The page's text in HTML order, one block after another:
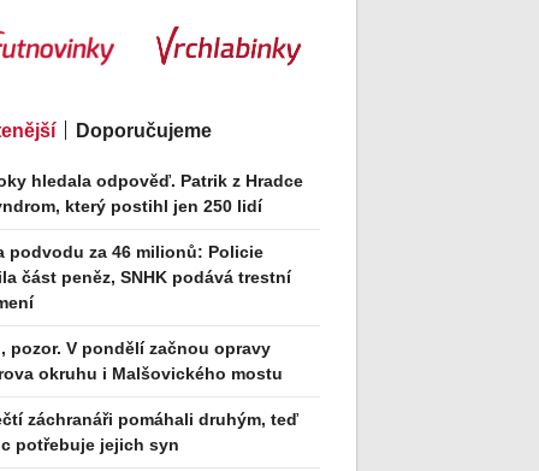
Doporučujeme
hledala odpověď. Patrik z Hradce
který postihl jen 250 lidí
podvodu za 46 milionů: Policie
část peněz, SNHK podává trestní
pozor. V pondělí začnou opravy
okruhu i Malšovického mostu
záchranáři pomáhali druhým, teď
potřebuje jejich syn